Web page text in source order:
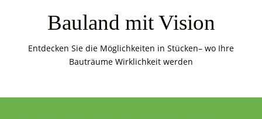
Bauland mit Vision
Entdecken Sie die Möglichkeiten in Stücken– wo Ihre
Bauträume Wirklichkeit werden